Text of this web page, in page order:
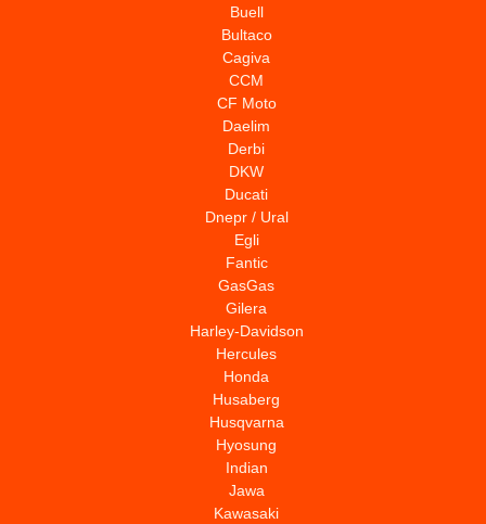
Buell
Bultaco
Cagiva
CCM
CF Moto
Daelim
Derbi
DKW
Ducati
Dnepr / Ural
Egli
Fantic
GasGas
Gilera
Harley-Davidson
Hercules
Honda
Husaberg
Husqvarna
Hyosung
Indian
Jawa
Kawasaki